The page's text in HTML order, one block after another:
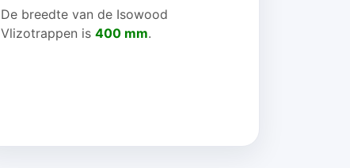
De breedte van de Isowood
Vlizotrappen is 400 mm.